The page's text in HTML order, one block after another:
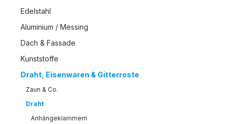
Edelstahl
Aluminium / Messing
Dach & Fassade
Kunststoffe
Draht, Eisenwaren & Gitterroste
Zaun & Co.
Draht
Anhängeklammern